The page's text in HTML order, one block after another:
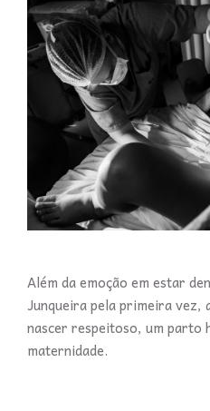
Além da emoção em estar
Junqueira pela primeira vez,
nascer respeitoso, um parto
maternidade.